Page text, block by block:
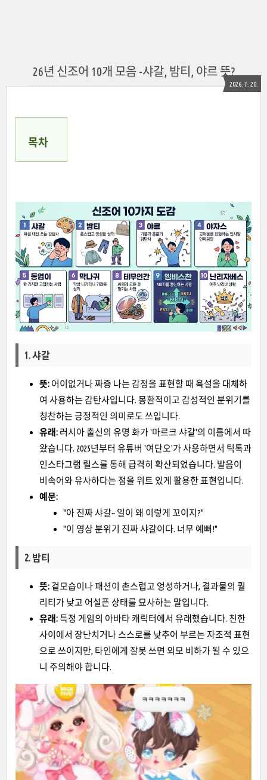
26년 신조어 10개 모음 -샤갈, 밤티, 야르 뜻?
2026. 7. 20.
목차
1. 샤갈
뜻: 어이없거나 짜증 나는 감정을 표현할 때 욕설을 대체하
여 사용하는 감탄사입니다. 몽환적이고 감성적인 분위기를
칭찬하는 긍정적인 의미로도 쓰입니다.
유래: 러시아 출신의 유명 화가 '마르크 샤갈'의 이름에서 따
왔습니다. 2025년부터 유튜버 '여단오'가 사용하면서 틱톡과
인스타그램 릴스를 통해 급격히 확산되었습니다. 발음이
비속어와 유사하다는 점을 위트 있게 활용한 표현입니다.
예문:
"아 진짜 샤갈~ 일이 왜 이렇게 꼬이지?"
"이 영상 분위기 진짜 샤갈이다. 너무 예뻐!"
2. 밤티
뜻: 겉모습이나 패션이 촌스럽고 엉성하거나, 결과물의 퀄
리티가 낮고 어설픈 상태를 묘사하는 말입니다.
유래:특정 게임의 아바타 캐릭터에서 유래했습니다. 친한
사이에서 장난치거나 스스로를 낮추어 부르는 자조적 표현
으로 쓰이지만, 타인에게 잘못 쓰면 외모 비하가 될 수 있으
니 주의해야 합니다.